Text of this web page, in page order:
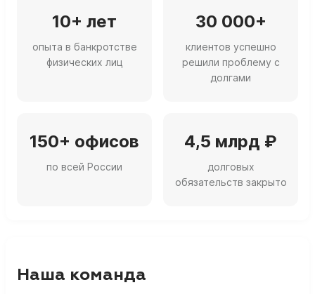
10+ лет
опыта в банкротстве
физических лиц
30 000+
клиентов успешно
решили проблему с
долгами
150+ офисов
по всей России
4,5 млрд ₽
долговых
обязательств закрыто
Наша команда